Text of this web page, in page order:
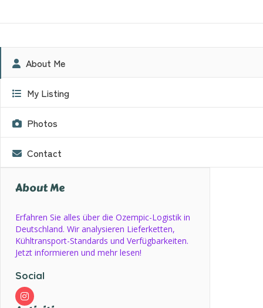
About Me
My Listing
Photos
Contact
About Me
Erfahren Sie alles über die Ozempic-Logistik in
Deutschland. Wir analysieren Lieferketten,
Kühltransport-Standards und Verfügbarkeiten.
Jetzt informieren und mehr lesen!
Social